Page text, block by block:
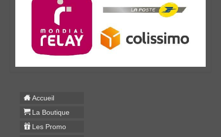
Accueil
La Boutique
Les Promo